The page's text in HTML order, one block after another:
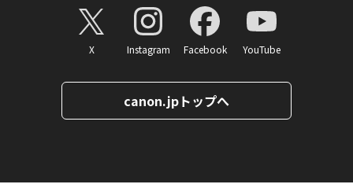
X Instagram Facebook YouTube
canon.jpトップへ